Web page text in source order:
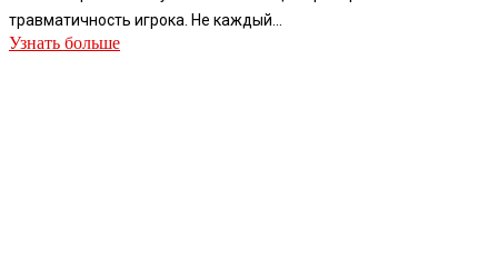
травматичность игрока. Не каждый...
Узнать больше